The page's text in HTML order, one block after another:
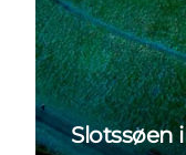
Slotssøen